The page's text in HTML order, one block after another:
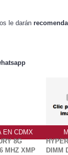
le darán
EN CDMX
8G
MHZ XMP
DIMM